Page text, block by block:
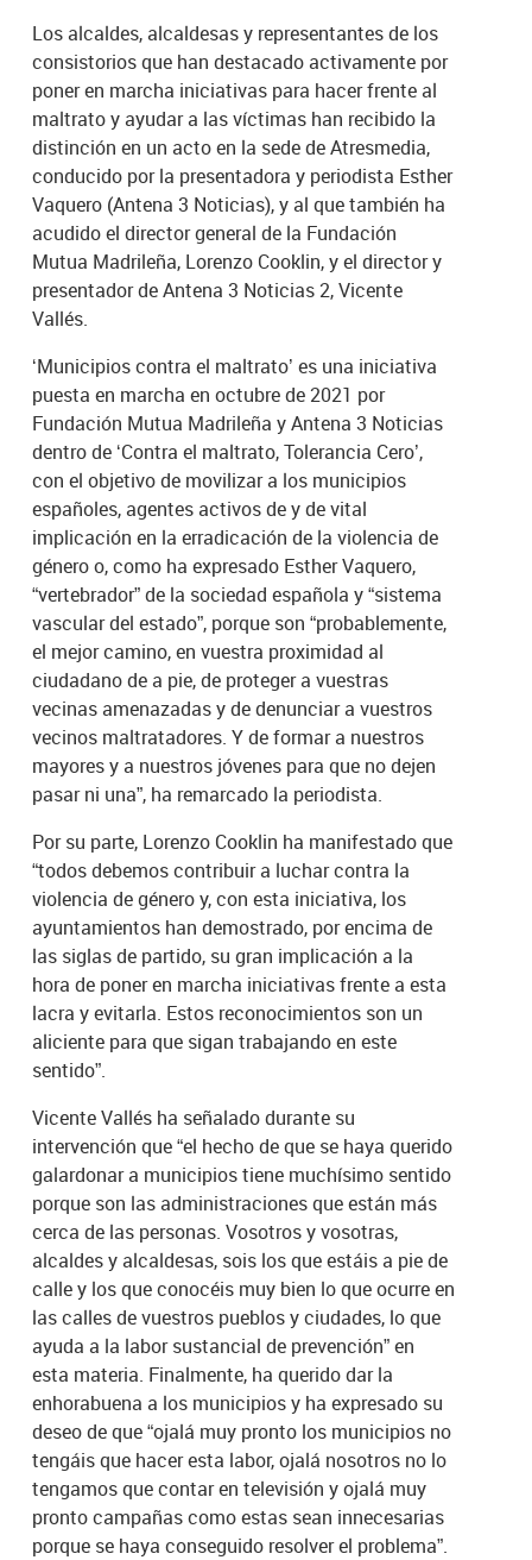
Los alcaldes, alcaldesas y representantes de los
consistorios que han destacado activamente por
poner en marcha iniciativas para hacer frente al
maltrato y ayudar a las víctimas han recibido la
distinción en un acto en la sede de Atresmedia,
conducido por la presentadora y periodista Esther
Vaquero (Antena 3 Noticias), y al que también ha
acudido el director general de la Fundación
Mutua Madrileña, Lorenzo Cooklin, y el director y
presentador de Antena 3 Noticias 2, Vicente
Vallés.
‘Municipios contra el maltrato’ es una iniciativa
puesta en marcha en octubre de 2021 por
Fundación Mutua Madrileña y Antena 3 Noticias
dentro de ‘Contra el maltrato, Tolerancia Cero’,
con el objetivo de movilizar a los municipios
españoles, agentes activos de y de vital
implicación en la erradicación de la violencia de
género o, como ha expresado Esther Vaquero,
“vertebrador” de la sociedad española y “sistema
vascular del estado”, porque son “probablemente,
el mejor camino, en vuestra proximidad al
ciudadano de a pie, de proteger a vuestras
vecinas amenazadas y de denunciar a vuestros
vecinos maltratadores. Y de formar a nuestros
mayores y a nuestros jóvenes para que no dejen
pasar ni una”, ha remarcado la periodista.
Por su parte, Lorenzo Cooklin ha manifestado que
“todos debemos contribuir a luchar contra la
violencia de género y, con esta iniciativa, los
ayuntamientos han demostrado, por encima de
las siglas de partido, su gran implicación a la
hora de poner en marcha iniciativas frente a esta
lacra y evitarla. Estos reconocimientos son un
aliciente para que sigan trabajando en este
sentido”.
Vicente Vallés ha señalado durante su
intervención que “el hecho de que se haya querido
galardonar a municipios tiene muchísimo sentido
porque son las administraciones que están más
cerca de las personas. Vosotros y vosotras,
alcaldes y alcaldesas, sois los que estáis a pie de
calle y los que conocéis muy bien lo que ocurre en
las calles de vuestros pueblos y ciudades, lo que
ayuda a la labor sustancial de prevención” en
esta materia. Finalmente, ha querido dar la
enhorabuena a los municipios y ha expresado su
deseo de que “ojalá muy pronto los municipios no
tengáis que hacer esta labor, ojalá nosotros no lo
tengamos que contar en televisión y ojalá muy
pronto campañas como estas sean innecesarias
porque se haya conseguido resolver el problema”.